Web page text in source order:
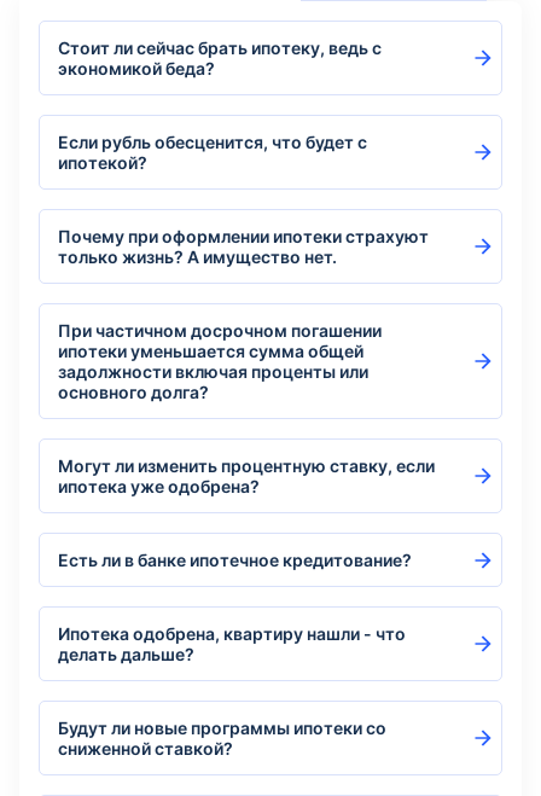
Стоит ли сейчас брать ипотеку, ведь с
экономикой беда?
Если рубль обесценится, что будет с
ипотекой?
Почему при оформлении ипотеки страхуют
только жизнь? А имущество нет.
При частичном досрочном погашении
ипотеки уменьшается сумма общей
задолжности включая проценты или
основного долга?
Могут ли изменить процентную ставку, если
ипотека уже одобрена?
Есть ли в банке ипотечное кредитование?
Ипотека одобрена, квартиру нашли - что
делать дальше?
Будут ли новые программы ипотеки со
сниженной ставкой?